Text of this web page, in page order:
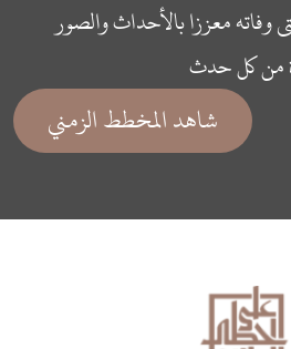
وفاته معززا بالأحداث والصور
من كل حدث
شاهد المخطط الزمني